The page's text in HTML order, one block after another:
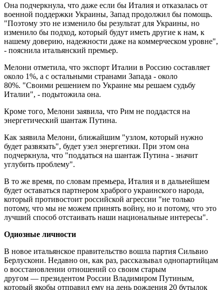
Она подчеркнула, что даже если бы Италия и отказалась от
военной поддержки Украины, Запад продолжил бы помощь.
"Поэтому это не изменило бы результат для Украины, но
изменило бы подход, который будут иметь другие к нам, к
нашему доверию, надежности даже на коммерческом уровне",
- пояснила итальянский премьер.
Мелони отметила, что экспорт Италии в Россию составляет
около 1%, а с остальными странами Запада - около
80%. "Своими решением по Украине мы решаем судьбу
Италии", - подытожила она.
Кроме того, Мелони заявила, что Рим не поддастся на
энергетический шантаж Путина.
Как заявила Мелони, ближайшим "узлом, который нужно
будет развязать", будет узел энергетики. При этом она
подчеркнула, что "поддаться на шантаж Путина - значит
углубить проблему".
В то же время, по словам премьера, Италия и в дальнейшем
будет оставаться партнером храброго украинского народа,
который противостоит российской агрессии "не только
потому, что мы не можем принять войну, но и потому, что это
лучший способ отстаивать наши национальные интересы".
Одиозные личности
В новое итальянское правительство вошла партия Сильвио
Берлускони. Недавно он, как раз, рассказывал однопартийцам
о восстановлении отношений со своим старым
другом — президентом России Владимиром Путиным,
который якобы отправил ему на день рождения 20 бутылок